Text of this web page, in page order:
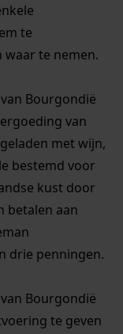
te
te nemen.
Bourgondië
van
met wijn,
bestemd voor
kust door
betalen aan
drie penningen.
Bourgondië
te geven